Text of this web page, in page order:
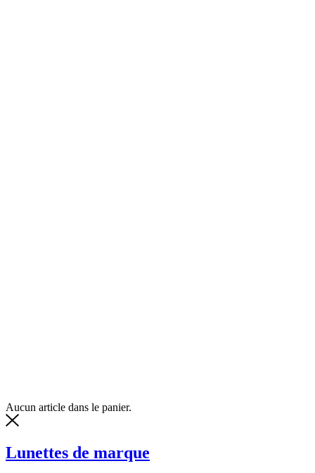
Aucun article dans le panier.
Lunettes de marque